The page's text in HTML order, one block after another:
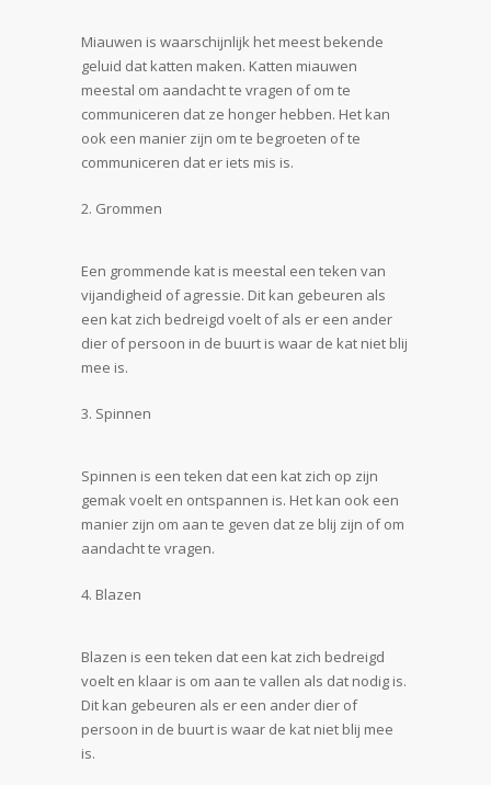
Miauwen is waarschijnlijk het meest bekende
geluid dat katten maken. Katten miauwen
meestal om aandacht te vragen of om te
communiceren dat ze honger hebben. Het kan
ook een manier zijn om te begroeten of te
communiceren dat er iets mis is.
Grommen
Een grommende kat is meestal een teken van
vijandigheid of agressie. Dit kan gebeuren als
een kat zich bedreigd voelt of als er een ander
dier of persoon in de buurt is waar de kat niet blij
mee is.
Spinnen
Spinnen is een teken dat een kat zich op zijn
gemak voelt en ontspannen is. Het kan ook een
manier zijn om aan te geven dat ze blij zijn of om
aandacht te vragen.
Blazen
Blazen is een teken dat een kat zich bedreigd
voelt en klaar is om aan te vallen als dat nodig is.
Dit kan gebeuren als er een ander dier of
persoon in de buurt is waar de kat niet blij mee
is.